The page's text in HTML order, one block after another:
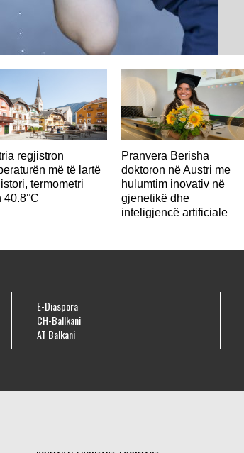
regjistron
më të lartë
termometri
40.8°C
Pranvera Berisha
doktoron në Austri me
hulumtim inovativ në
gjenetikë dhe
inteligjencë artificiale
E-Diaspora
CH-Ballkani
AT Balkani